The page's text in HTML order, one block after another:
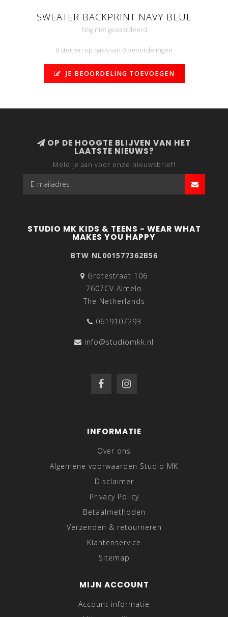
SWEATER BACKPRINT NAVY BLUE
Nog niet gewaardeerd
0 sterren op basis van 0 beoordelingen
JE BEOORDELING TOEVOEGEN
OP DE HOOGTE BLIJVEN VAN HET
LAATSTE NIEUWS?
Meld je aan voor onze nieuwsbrief!
STUDIO MK KIDS & TEENS - WEAR WHAT
MAKES YOU HAPPY
BTW NL001577362B56
Grotestraat 106
7607CV Almelo
The Netherlands
0619107293
info@studiomkk.nl
INFORMATIE
Over ons
Algemene voorwaarden Studio MK
Disclaimer
Privacy Policy
Betaalmethoden
Verzenden & retourneren
Klantenservice
Sitemap
MIJN ACCOUNT
Account informatie